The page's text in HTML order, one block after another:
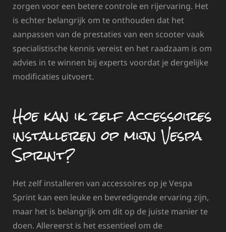
zorgen voor een betere controle en rijervaring. Het
is echter belangrijk om te onthouden dat het
aanpassen van de prestaties van een scooter vaak
specialistische kennis vereist en het raadzaam is om
advies in te winnen bij experts voordat je dergelijke
modificaties uitvoert.
Hoe kan ik zelf accessoires
installeren op mijn Vespa
Sprint?
Het zelf installeren van accessoires op je Vespa
Sprint kan een leuke en bevredigende ervaring zijn,
maar het is belangrijk om dit op de juiste manier te
doen. Allereerst is het essentieel om de